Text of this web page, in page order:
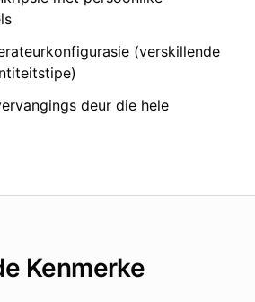
(verskillende
deur die hele
Kenmerke